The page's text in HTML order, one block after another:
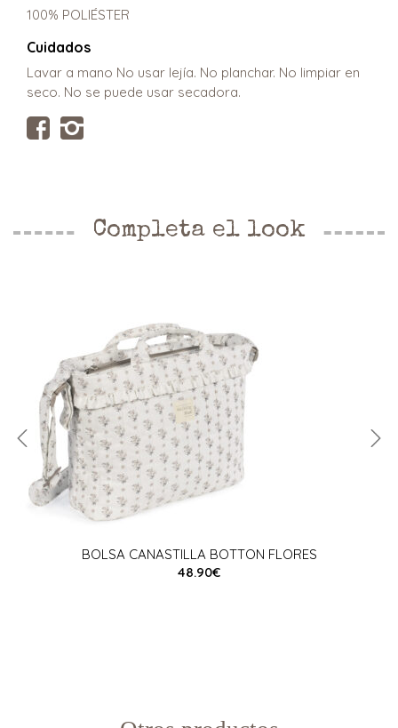
100% POLIÉSTER
Cuidados
Lavar a mano No usar lejía. No planchar. No limpiar en
seco. No se puede usar secadora.
Completa el look
BOLSA CANASTILLA BOTTON FLORES
48.90€